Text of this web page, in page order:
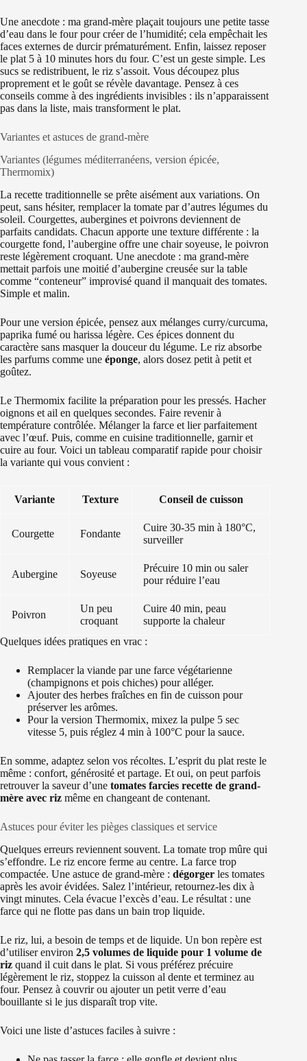
Une anecdote : ma grand-mère plaçait toujours une petite tasse
d’eau dans le four pour créer de l’humidité; cela empêchait les
faces externes de durcir prématurément. Enfin, laissez reposer
le plat 5 à 10 minutes hors du four. C’est un geste simple. Les
sucs se redistribuent, le riz s’assoit. Vous découpez plus
proprement et le goût se révèle davantage. Pensez à ces
conseils comme à des ingrédients invisibles : ils n’apparaissent
pas dans la liste, mais transforment le plat.
Variantes et astuces de grand-mère
Variantes (légumes méditerranéens, version épicée,
Thermomix)
La recette traditionnelle se prête aisément aux variations. On
peut, sans hésiter, remplacer la tomate par d’autres légumes du
soleil. Courgettes, aubergines et poivrons deviennent de
parfaits candidats. Chacun apporte une texture différente : la
courgette fond, l’aubergine offre une chair soyeuse, le poivron
reste légèrement croquant. Une anecdote : ma grand-mère
mettait parfois une moitié d’aubergine creusée sur la table
comme “conteneur” improvisé quand il manquait des tomates.
Simple et malin.
Pour une version épicée, pensez aux mélanges curry/curcuma,
paprika fumé ou harissa légère. Ces épices donnent du
caractère sans masquer la douceur du légume. Le riz absorbe
les parfums comme une éponge, alors dosez petit à petit et
goûtez.
Le Thermomix facilite la préparation pour les pressés. Hacher
oignons et ail en quelques secondes. Faire revenir à
température contrôlée. Mélanger la farce et lier parfaitement
avec l’œuf. Puis, comme en cuisine traditionnelle, garnir et
cuire au four. Voici un tableau comparatif rapide pour choisir
la variante qui vous convient :
Variante Texture Conseil de cuisson
Courgette Fondante
Cuire 30-35 min à 180°C,
surveiller
Aubergine Soyeuse
Précuire 10 min ou saler
pour réduire l’eau
Poivron
Un peu
croquant
Cuire 40 min, peau
supporte la chaleur
Quelques idées pratiques en vrac :
Remplacer la viande par une farce végétarienne
(champignons et pois chiches) pour alléger.
Ajouter des herbes fraîches en fin de cuisson pour
préserver les arômes.
Pour la version Thermomix, mixez la pulpe 5 sec
vitesse 5, puis réglez 4 min à 100°C pour la sauce.
En somme, adaptez selon vos récoltes. L’esprit du plat reste le
même : confort, générosité et partage. Et oui, on peut parfois
retrouver la saveur d’une tomates farcies recette de grand-
mère avec riz même en changeant de contenant.
Astuces pour éviter les pièges classiques et service
Quelques erreurs reviennent souvent. La tomate trop mûre qui
s’effondre. Le riz encore ferme au centre. La farce trop
compactée. Une astuce de grand-mère : dégorger les tomates
après les avoir évidées. Salez l’intérieur, retournez-les dix à
vingt minutes. Cela évacue l’excès d’eau. Le résultat : une
farce qui ne flotte pas dans un bain trop liquide.
Le riz, lui, a besoin de temps et de liquide. Un bon repère est
d’utiliser environ 2,5 volumes de liquide pour 1 volume de
riz quand il cuit dans le plat. Si vous préférez précuire
légèrement le riz, stoppez la cuisson al dente et terminez au
four. Pensez à couvrir ou ajouter un petit verre d’eau
bouillante si le jus disparaît trop vite.
Voici une liste d’astuces faciles à suivre :